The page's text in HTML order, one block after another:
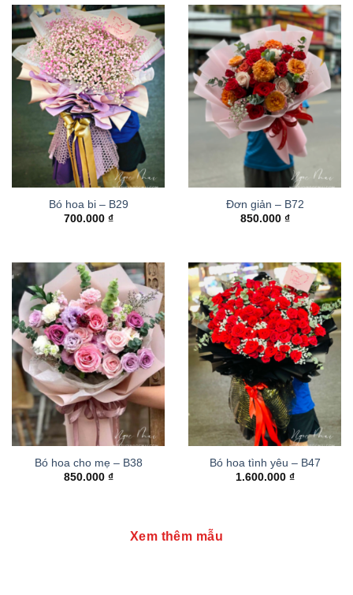
Bó hoa bi – B29
700.000 ₫
Đơn giản – B72
850.000 ₫
Bó hoa cho mẹ – B38
850.000 ₫
Bó hoa tình yêu – B47
1.600.000 ₫
Xem thêm mẫu